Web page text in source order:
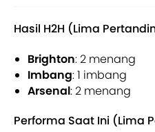
Hasil H2H (Lima
Brighton: 2 menang
Imbang: 1 imbang
Arsenal: 2 menang
Performa Saat Ini (Lima